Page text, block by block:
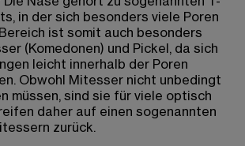
in der sich besonders viele Poren
ist somit auch besonders
(Komedonen) und Pickel, da sich
leicht innerhalb der Poren
Obwohl Mitesser nicht unbedingt
müssen, sind sie für viele optisch
daher auf einen sogenannten
zurück.